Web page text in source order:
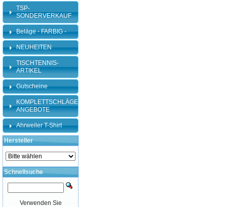
TSP-
SONDERVERKAUF
Beläge - FARBIG -
NEUHEITEN
TISCHTENNIS-
ARTIKEL
Gutscheine
KOMPLETTSCHLÄGER-
ANGEBOTE
Ahrweiler T-Shirt
Hersteller
Schnellsuche
Verwenden Sie